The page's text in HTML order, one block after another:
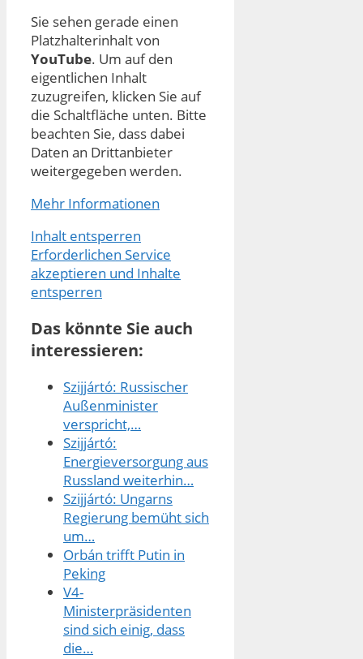
Sie sehen gerade einen
Platzhalterinhalt von
YouTube. Um auf den
eigentlichen Inhalt
zuzugreifen, klicken Sie auf
die Schaltfläche unten. Bitte
beachten Sie, dass dabei
Daten an Drittanbieter
weitergegeben werden.
Mehr Informationen
Inhalt entsperren
Erforderlichen Service
akzeptieren und Inhalte
entsperren
Das könnte Sie auch
interessieren:
Szijjártó: Russischer
Außenminister
verspricht,…
Szijjártó:
Energieversorgung aus
Russland weiterhin…
Szijjártó: Ungarns
Regierung bemüht sich
um…
Orbán trifft Putin in
Peking
V4-
Ministerpräsidenten
sind sich einig, dass
die…